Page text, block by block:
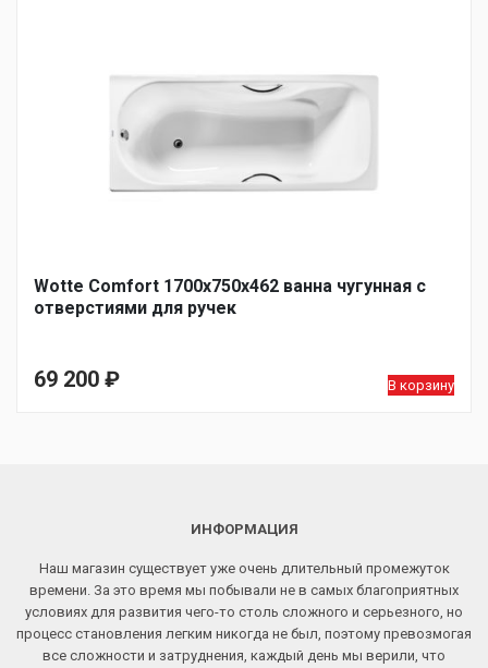
Wotte Comfort 1700х750х462 ванна чугунная c
отверстиями для ручек
69 200 ₽ В корзину
ИНФОРМАЦИЯ
Наш магазин существует уже очень длительный промежуток
времени. За это время мы побывали не в самых благоприятных
условиях для развития чего-то столь сложного и серьезного, но
процесс становления легким никогда не был, поэтому превозмогая
все сложности и затруднения, каждый день мы верили, что